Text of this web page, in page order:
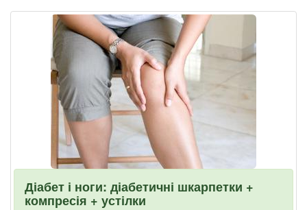
Діабет і ноги: діабетичні шкарпетки +
компресія + устілки